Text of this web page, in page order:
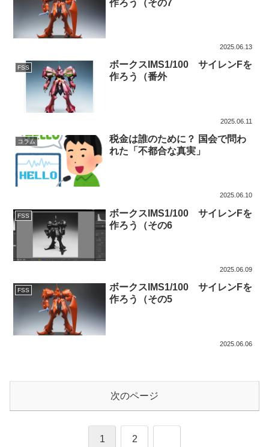
作ろう（その7
2025.06.13
FSS
ボークスIMS1/100 サイレンFを
作ろう（番外
2025.06.11
コラム
税金は誰のために？ 国会で問わ
れた「不都合な真実」
2025.06.10
FSS
ボークスIMS1/100 サイレンFを
作ろう（その6
2025.06.09
FSS
ボークスIMS1/100 サイレンFを
作ろう（その5
2025.06.06
次のページ
1 2